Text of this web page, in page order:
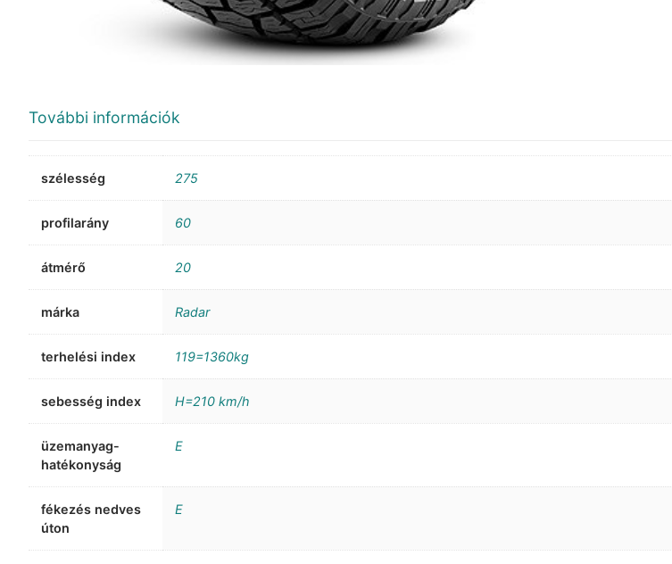
További információk
szélesség 275
profilarány 60
átmérő 20
márka Radar
terhelési index 119=1360kg
sebesség index H=210 km/h
üzemanyag-
hatékonyság
E
fékezés nedves
úton
E